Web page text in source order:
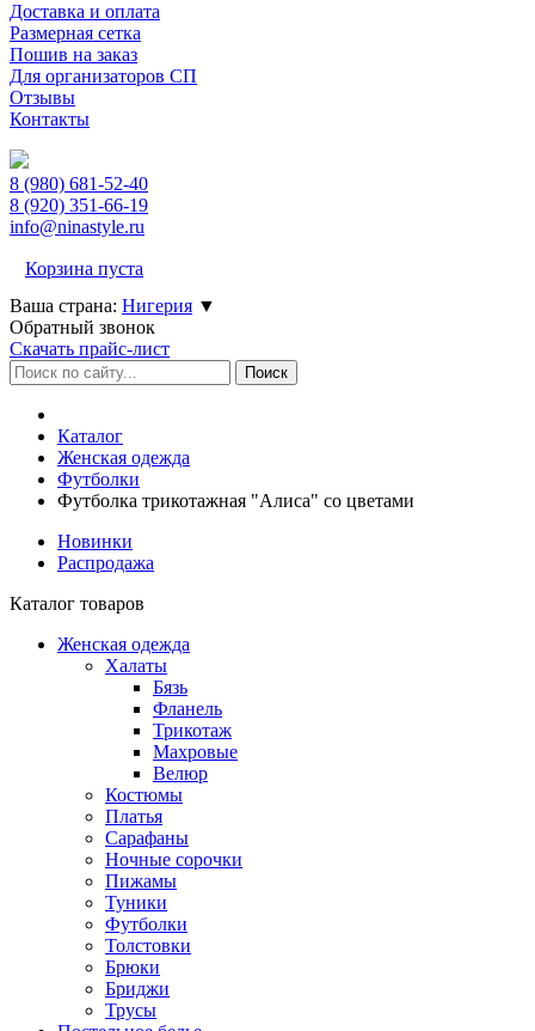
Доставка и оплата
Размерная сетка
Пошив на заказ
Для организаторов СП
Отзывы
Контакты
8 (980) 681-52-40
8 (920) 351-66-19
info@ninastyle.ru
Корзина пуста
Ваша страна: Нигерия ▼
Обратный звонок
Скачать прайс-лист
Каталог
Женская одежда
Футболки
Футболка трикотажная "Алиса" со цветами
Новинки
Распродажа
Каталог товаров
Женская одежда
Халаты
Бязь
Фланель
Трикотаж
Махровые
Велюр
Костюмы
Платья
Сарафаны
Ночные сорочки
Пижамы
Туники
Футболки
Толстовки
Брюки
Бриджи
Трусы